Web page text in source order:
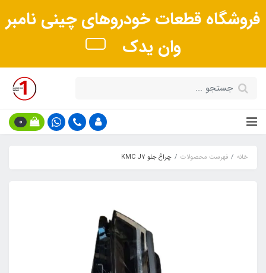
فروشگاه قطعات خودروهای چینی نامبر
وان یدک
0
خانه فهرست محصولات چراغ جلو KMC J7